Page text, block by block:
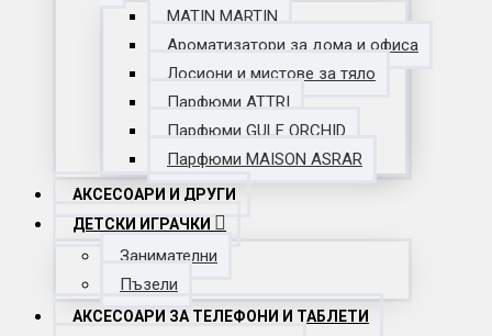
MATIN MARTIN
Ароматизатори за дома и офиса
Лосиони и мистове за тяло
Парфюми ATTRI
Парфюми GULF ORCHID
Парфюми MAISON ASRAR
АКСЕСОАРИ И ДРУГИ
ДЕТСКИ ИГРАЧКИ
Занимателни
Пъзели
АКСЕСОАРИ ЗА ТЕЛЕФОНИ И ТАБЛЕТИ